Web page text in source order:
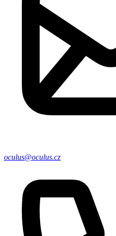
oculus@oculus.cz